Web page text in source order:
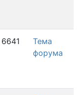
6641
Тема
форума